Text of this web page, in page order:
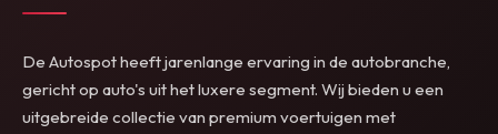
De Autospot heeft jarenlange ervaring in de autobranche,
gericht op auto's uit het luxere segment. Wij bieden u een
uitgebreide collectie van premium voertuigen met